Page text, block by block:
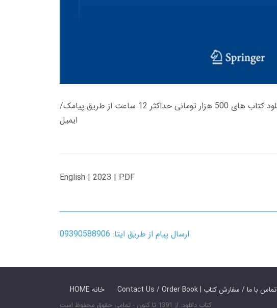
زمان تحویل کتاب های 600 هزار تومانی دانلود فوری از حساب کاربری می باشد، و زمان تحویل لینک دانلود کتاب های 500 هزار تومانی حداکثر 12 ساعت از طریق پیامک/
ایمیل
English | 2023 | PDF
ارسال پیام از طریق ایتا: 09390588906
HOME خانه Contact Us / Order Book | تماس با ما / سفارش کتاب
کتاب دانلود: از 1391 تا کنون - تمامی حقوق محفوظ است